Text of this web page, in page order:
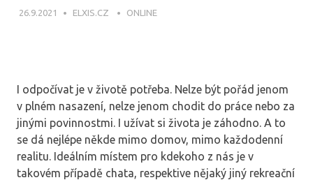
26.9.2021 ELXIS.CZ ONLINE
I odpočívat je v životě potřeba. Nelze být pořád jenom
v plném nasazení, nelze jenom chodit do práce nebo za
jinými povinnostmi. I užívat si života je záhodno. A to
se dá nejlépe někde mimo domov, mimo každodenní
realitu. Ideálním místem pro kdekoho z nás je v
takovém případě chata, respektive nějaký jiný rekreační